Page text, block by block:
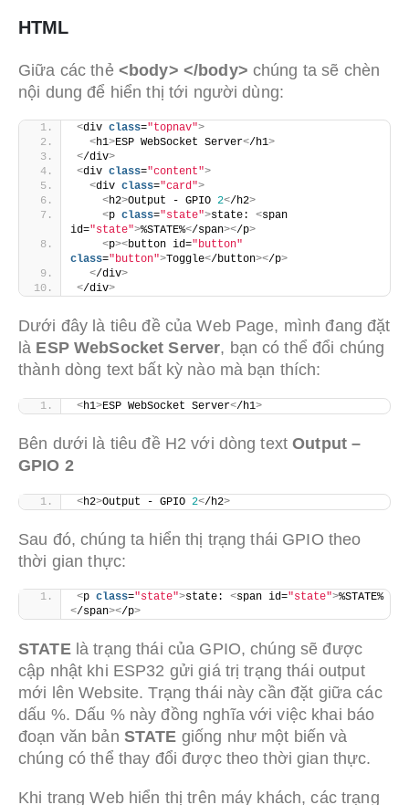
HTML
Giữa các thẻ <body> </body> chúng ta sẽ chèn
nội dung để hiển thị tới người dùng:
<div class="topnav">
<h1>ESP WebSocket Server</h1>
</div>
<div class="content">
<div class="card">
<h2>Output - GPIO 2</h2>
<p class="state">state: <span
id="state">%STATE%</span></p>
<p><button id="button"
class="button">Toggle</button></p>
</div>
</div>
Dưới đây là tiêu đề của Web Page, mình đang đặt
là ESP WebSocket Server, bạn có thể đổi chúng
thành dòng text bất kỳ nào mà bạn thích:
<h1>ESP WebSocket Server</h1>
Bên dưới là tiêu đề H2 với dòng textOutput –
GPIO 2
<h2>Output - GPIO 2</h2>
Sau đó, chúng ta hiển thị trạng thái GPIO theo
thời gian thực:
<p class="state">state: <span id="state">%STATE%
</span></p>
STATE là trạng thái của GPIO, chúng sẽ được
cập nhật khi ESP32 gửi giá trị trạng thái output
mới lên Website. Trạng thái này cần đặt giữa các
dấu %. Dấu % này đồng nghĩa với việc khai báo
đoạn văn bản STATE giống như một biến và
chúng có thể thay đổi được theo thời gian thực.
Khi trang Web hiển thị trên máy khách, các trạng